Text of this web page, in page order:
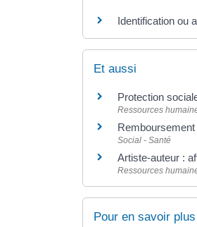
Identification ou
Et aussi
Protection
Ressources
Social - Santé
Artiste-auteur :
Ressources
Pour en savoir plus